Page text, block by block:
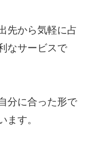
先から気軽に占
なサービスで
分に合った形で
ます。